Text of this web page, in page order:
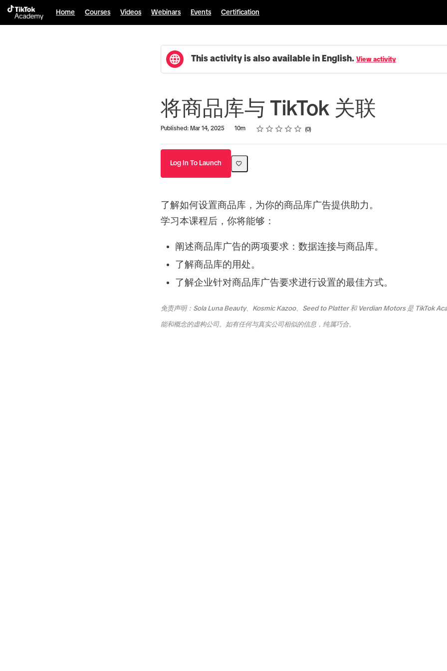
Home Courses Videos Webinars Events Certification
This activity is also available in English. View activity
将商品库与 TikTok 关联
Published: Mar 14, 2025 10m Rating
1 star
2 stars
3 stars
4 stars
5 stars 0
Log In To Launch
了解如何设置商品库，为你的商品库广告提供助力。
学习本课程后，你将能够：
阐述商品库广告的两项要求：数据连接与商品库。
了解商品库的用处。
了解企业针对商品库广告要求进行设置的最佳方式。
免责声明：Sola Luna Beauty、Kosmic Kazoo、Seed to Platter 和 Verdian Motors 是 TikTok
能和概念的虚构公司。如有任何与真实公司相似的信息，纯属巧合。